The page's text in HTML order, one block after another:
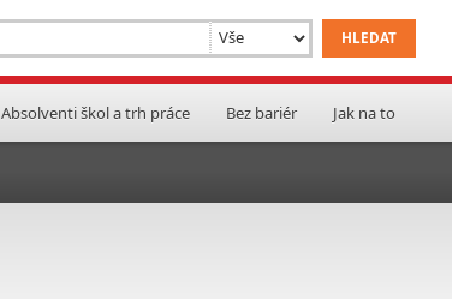
Absolventi škol a trh práce Bez bariér Jak na to